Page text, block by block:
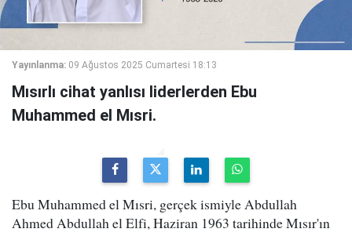
Yayınlanma: 09 Ağustos 2025 Cumartesi 18:13
Mısırlı cihat yanlısı liderlerden Ebu
Muhammed el Mısri.
Ebu Muhammed el Mısri, gerçek ismiyle Abdullah
Ahmed Abdullah el Elfi, Haziran 1963 tarihinde Mısır'ın